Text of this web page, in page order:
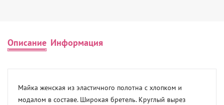
Описание Информация
Майка женская из эластичного полотна с хлопком и
модалом в составе. Широкая бретель. Круглый вырез